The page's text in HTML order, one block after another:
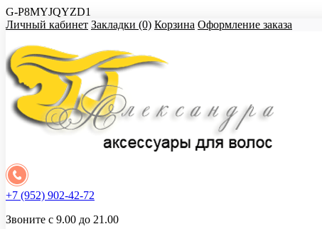
G-P8MYJQYZD1
Личный кабинет Закладки (0) Корзина Оформление заказа
+7 (952) 902-42-72
Звоните с 9.00 до 21.00